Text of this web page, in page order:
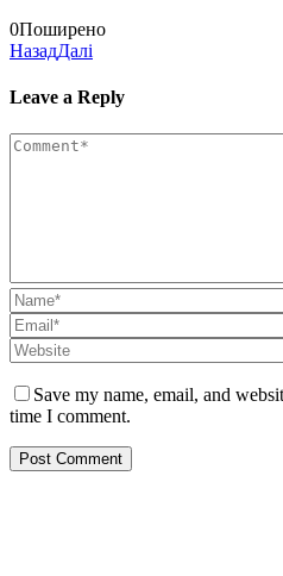
0Поширено
НазадДалі
Leave a Reply
Save my name, email, and
time I comment.